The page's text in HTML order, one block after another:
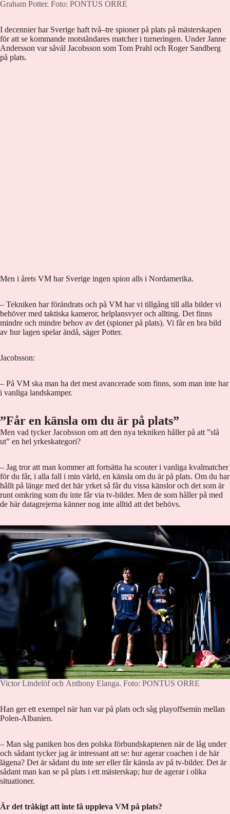
Graham Potter. Foto: PONTUS ORRE
I decennier har Sverige haft två–tre spioner på plats på mästerskapen
för att se kommande motståndares matcher i turneringen. Under Janne
Andersson var såväl Jacobsson som Tom Prahl och Roger Sandberg
på plats.
Men i årets VM har Sverige ingen spion alls i Nordamerika.
– Tekniken har förändrats och på VM har vi tillgång till alla bilder vi
behöver med taktiska kameror, helplansvyer och allting. Det finns
mindre och mindre behov av det (spioner på plats). Vi får en bra bild
av hur lagen spelar ändå, säger Potter.
Jacobsson:
– På VM ska man ha det mest avancerade som finns, som man inte har
i vanliga landskamper.
”Får en känsla om du är på plats”
Men vad tycker Jacobsson om att den nya tekniken håller på att ”slå
ut” en hel yrkeskategori?
– Jag tror att man kommer att fortsätta ha scouter i vanliga kvalmatcher
för du får, i alla fall i min värld, en känsla om du är på plats. Om du har
hållt på länge med det här yrket så får du vissa känslor och det som är
runt omkring som du inte får via tv-bilder. Men de som håller på med
de här datagrejerna känner nog inte alltid att det behövs.
Victor Lindelöf och Anthony Elanga. Foto: PONTUS ORRE
Han ger ett exempel när han var på plats och såg playoffsemin mellan
Polen-Albanien.
– Man såg paniken hos den polska förbundskaptenen när de låg under
och sådant tycker jag är intressant att se: hur agerar coachen i de här
lägena? Det är sådant du inte ser eller får känsla av på tv-bilder. Det är
sådant man kan se på plats i ett mästerskap; hur de agerar i olika
situationer.
Är det tråkigt att inte få uppleva VM på plats?